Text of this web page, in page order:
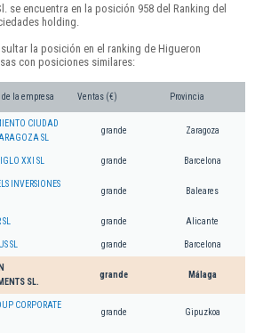
se encuentra en la posición 958 del Ranking del
holding.
la posición en el ranking de Higueron
con posiciones similares:
de la empresa Ventas (€) Provincia
CIUDAD
SL
grande Zaragoza
XXI SL grande Barcelona
INVERSIONES
grande Baleares
grande Alicante
SL grande Barcelona
SL.
grande Málaga
CORPORATE
grande Gipuzkoa